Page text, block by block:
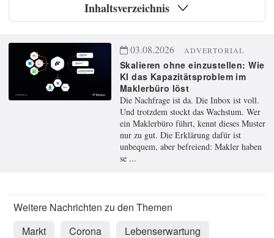
Inhaltsverzeichnis
03.08.2026 ADVERTORIAL
Skalieren ohne einzustellen: Wie
KI das Kapazitätsproblem im
Maklerbüro löst
Die Nachfrage ist da. Die Inbox ist voll.
Und trotzdem stockt das Wachstum. Wer
ein Maklerbüro führt, kennt dieses Muster
nur zu gut. Die Erklärung dafür ist
unbequem, aber befreiend: Makler haben
se ...
Markt Corona
Lebenserwartung